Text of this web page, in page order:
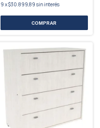
9 x$30.899,89 sin interés